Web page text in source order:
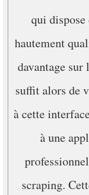
qui dispose
hautement
davantage sur
suffit alors de
à cette
à une
scraping.